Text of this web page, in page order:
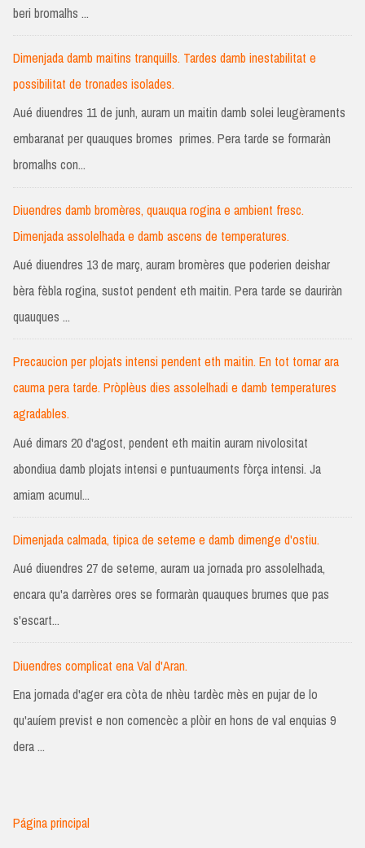
beri bromalhs ...
Dimenjada damb maitins tranquills. Tardes damb inestabilitat e
possibilitat de tronades isolades.
Aué diuendres 11 de junh, auram un maitin damb solei leugèraments
embaranat per quauques bromes primes. Pera tarde se formaràn
bromalhs con...
Diuendres damb bromères, quauqua rogina e ambient fresc.
Dimenjada assolelhada e damb ascens de temperatures.
Aué diuendres 13 de març, auram bromères que poderien deishar
bèra fèbla rogina, sustot pendent eth maitin. Pera tarde se dauriràn
quauques ...
Precaucion per plojats intensi pendent eth maitin. En tot tornar ara
cauma pera tarde. Pròplèus dies assolelhadi e damb temperatures
agradables.
Aué dimars 20 d'agost, pendent eth maitin auram nivolositat
abondiua damb plojats intensi e puntuauments fòrça intensi. Ja
amiam acumul...
Dimenjada calmada, tipica de seteme e damb dimenge d'ostiu.
Aué diuendres 27 de seteme, auram ua jornada pro assolelhada,
encara qu'a darrères ores se formaràn quauques brumes que pas
s'escart...
Diuendres complicat ena Val d'Aran.
Ena jornada d'ager era còta de nhèu tardèc mès en pujar de lo
qu'auíem previst e non comencèc a plòir en hons de val enquias 9
dera ...
Página principal